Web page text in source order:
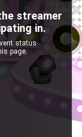
streamer
in.
status
page.